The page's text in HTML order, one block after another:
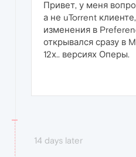
Привет, у меня
а не uTorrent
изменения в
открывался сразу в
12х.. версиях Оперы.
14 days later